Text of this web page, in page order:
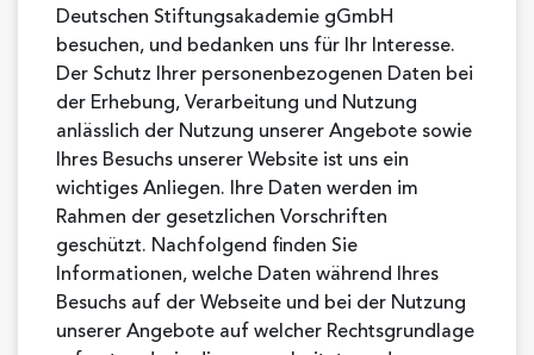
Deutschen Stiftungsakademie gGmbH
besuchen, und bedanken uns für Ihr Interesse.
Der Schutz Ihrer personenbezogenen Daten bei
der Erhebung, Verarbeitung und Nutzung
anlässlich der Nutzung unserer Angebote sowie
Ihres Besuchs unserer Website ist uns ein
wichtiges Anliegen. Ihre Daten werden im
Rahmen der gesetzlichen Vorschriften
geschützt. Nachfolgend finden Sie
Informationen, welche Daten während Ihres
Besuchs auf der Webseite und bei der Nutzung
unserer Angebote auf welcher Rechtsgrundlage